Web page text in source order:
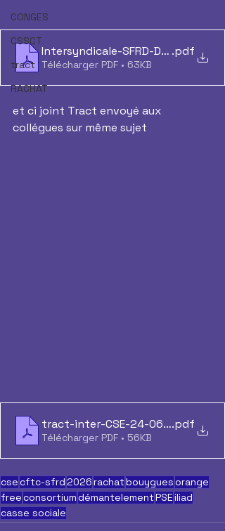
CONGES
CSSCT
tract
RACHAT
Intersyndicale-SFRD-Déclaration-
.pdf
Télécharger PDF • 63KB
et ci joint Tract envoyé aux
collégues sur même sujet
tract-inter-CSE-24-06-26.pdf
Télécharger PDF • 56KB
csecftc-sfrd2026rachatbouyguesorange
freeconsortiumdémantelementPSEiliad
casse sociale